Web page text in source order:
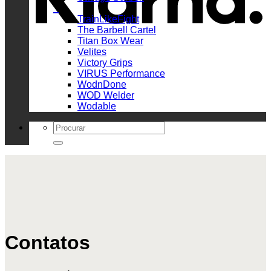
_
TrainLikeFight
The Barbell Cartel
Titan Box Wear
Velites
Victory Grips
VIRUS Performance
WodnDone
WOD Welder
Wodable
Search
for:
Contatos